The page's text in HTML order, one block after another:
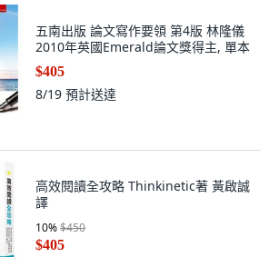
五南出版 論文寫作要領 第4版 林隆儀
2010年英國Emerald論文獎得主, 單本
$405
8/19 預計送達
高效閱讀全攻略 Thinkinetic著 黃啟誠
譯
10%$450
$405